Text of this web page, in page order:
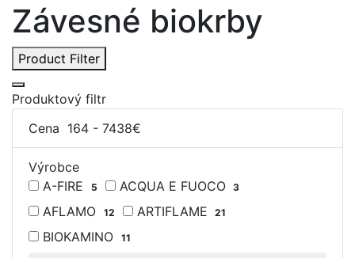
Závesné biokrby
Product Filter
Produktový filtr
Cena 164 - 7438€
Výrobce
A-FIRE
5 ACQUA E FUOCO 3
AFLAMO 12 ARTIFLAME 21
BIOKAMINO 11